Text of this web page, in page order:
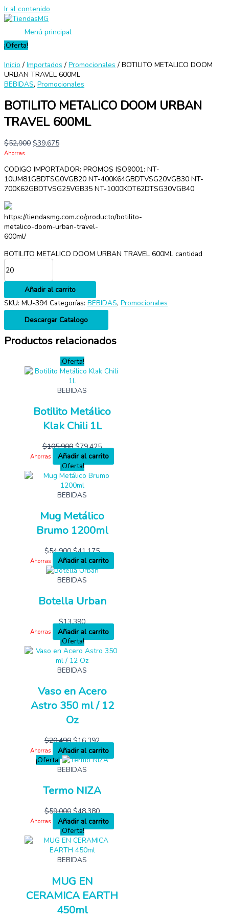
Ir al contenido
Menú principal
¡Oferta!
Inicio / Importados / Promocionales / BOTILITO METALICO DOOM
URBAN TRAVEL 600ML
BEBIDAS, Promocionales
BOTILITO METALICO DOOM URBAN
TRAVEL 600ML
$52,900 $39,675
Ahorras
CODIGO IMPORTADOR: PROMOS ISO9001: NT-
10UM81GBDTSG0VGB20 NT-400K64GBDTVSG20VGB30 NT-
700K62GBDTVSG25VGB35 NT-1000KDT62DTSG30VGB40
https://tiendasmg.com.co/producto/botilito-
metalico-doom-urban-travel-
600ml/
BOTILITO METALICO DOOM URBAN TRAVEL 600ML cantidad
Añadir al carrito
SKU: MU-394 Categorías: BEBIDAS, Promocionales
Descargar Catalogo
Productos relacionados
¡Oferta!
BEBIDAS
Botilito Metálico
Klak Chili 1L
$105,900 $79,425
Ahorras
Añadir al carrito
¡Oferta!
BEBIDAS
Mug Metálico
Brumo 1200ml
$54,900 $41,175
Ahorras
Añadir al carrito
BEBIDAS
Botella Urban
$13,390
Ahorras
Añadir al carrito
¡Oferta!
BEBIDAS
Vaso en Acero
Astro 350 ml / 12
Oz
$20,490 $16,392
Ahorras
Añadir al carrito
¡Oferta!
BEBIDAS
Termo NIZA
$59,000 $48,380
Ahorras
Añadir al carrito
¡Oferta!
BEBIDAS
MUG EN
CERAMICA EARTH
450ml